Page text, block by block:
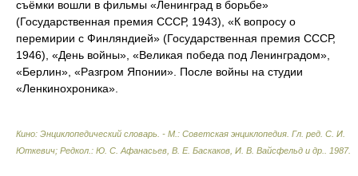
съёмки вошли в фильмы «Ленинград в борьбе»
(Государственная премия СССР, 1943), «К вопросу о
перемирии с Финляндией» (Государственная премия СССР,
1946), «День войны», «Великая победа под Ленинградом»,
«Берлин», «Разгром Японии». После войны на студии
«Ленкинохроника».
Кино: Энциклопедический словарь. - М.: Советская энциклопедия Гл. ред. С. И.
Юткевич; Редкол.: Ю. С. Афанасьев, В. Е. Баскаков, И. В. Вайсфельд и др.
1987.